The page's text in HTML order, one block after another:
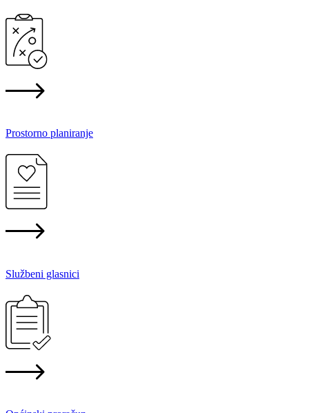
Prostorno planiranje
Službeni glasnici